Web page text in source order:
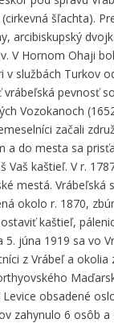
šľachta).
arcibiskupský
V Hornom Ohaji
službách Turkov
pevnosť
Vozokanoch
začali
a do mesta sa
kaštieľ. V r.
mestá. Vrábeľská
okolo r. 1870,
kaštieľ,
júna 1919 sa vo
z Vrábeľ a okolia
obsadené
zahynulo 6 osôb a